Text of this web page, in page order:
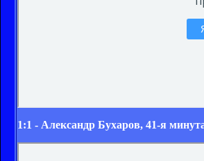
1:1 - Александр Бухаров, 41-я